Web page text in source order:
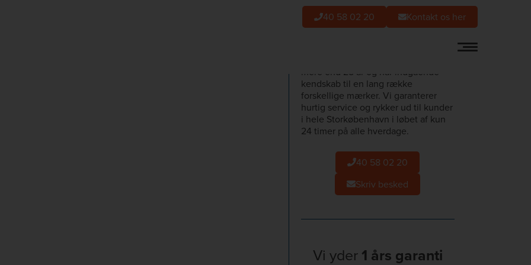
40 58 02 20 Kontakt os her
mere end 25 år og har indgående
kendskab til en lang række
forskellige mærker. Vi garanterer
hurtig service og rykker ud til kunder
i hele Storkøbenhavn i løbet af kun
24 timer på alle hverdage.
40 58 02 20
Skriv besked
Vi yder1 års garanti